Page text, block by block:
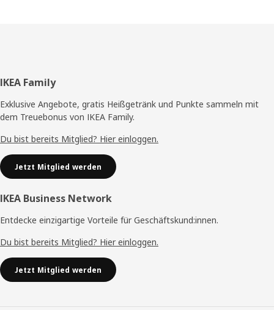
Fußzeile
IKEA Family
Exklusive Angebote, gratis Heißgetränk und Punkte sammeln mit
dem Treuebonus von IKEA Family.
Du bist bereits Mitglied? Hier einloggen.
Jetzt Mitglied werden
IKEA Business Network
Entdecke einzigartige Vorteile für Geschäftskund:innen.
Du bist bereits Mitglied? Hier einloggen.
Jetzt Mitglied werden